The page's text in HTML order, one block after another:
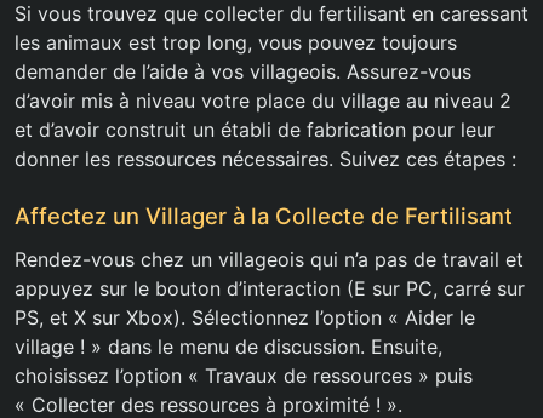
Si vous trouvez que collecter du fertilisant en caressant
les animaux est trop long, vous pouvez toujours
demander de l’aide à vos villageois. Assurez-vous
d’avoir mis à niveau votre place du village au niveau 2
et d’avoir construit un établi de fabrication pour leur
donner les ressources nécessaires. Suivez ces étapes :
Affectez un Villager à la Collecte de Fertilisant
Rendez-vous chez un villageois qui n’a pas de travail et
appuyez sur le bouton d’interaction (E sur PC, carré sur
PS, et X sur Xbox). Sélectionnez l’option « Aider le
village ! » dans le menu de discussion. Ensuite,
choisissez l’option « Travaux de ressources » puis
« Collecter des ressources à proximité ! ».